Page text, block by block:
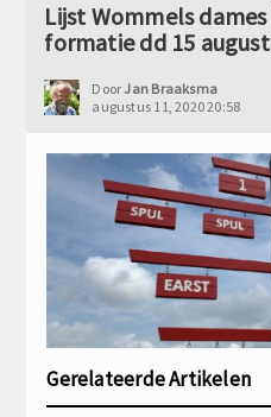
Lijst Wommels
formatie dd 15
DoorJan Braaksma
augustus 11, 2020 20:58
Gerelateerde Artikelen